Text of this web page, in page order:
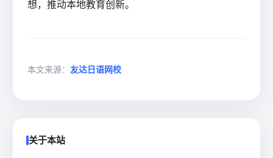
想，推动本地教育创新。
本文来源： 友达日语网校
关于本站